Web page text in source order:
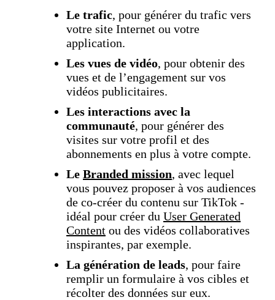
Le trafic, pour générer du trafic vers
votre site Internet ou votre
application.
Les vues de vidéo, pour obtenir des
vues et de l’engagement sur vos
vidéos publicitaires.
Les interactions avec la
communauté, pour générer des
visites sur votre profil et des
abonnements en plus à votre compte.
Le Branded mission, avec lequel
vous pouvez proposer à vos audiences
de co-créer du contenu sur TikTok -
idéal pour créer du User Generated
Content ou des vidéos collaboratives
inspirantes, par exemple.
La génération de leads, pour faire
remplir un formulaire à vos cibles et
récolter des données sur eux.